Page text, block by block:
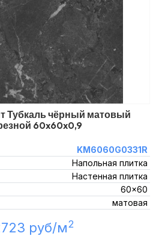
Тубкаль чёрный матовый
60x60x0,9
KM6060G0331R
Напольная плитка
Настенная плитка
60x60
матовая
руб/м2